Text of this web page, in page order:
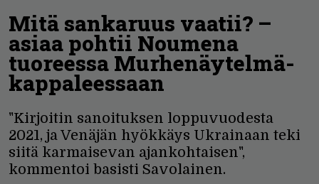
Mitä sankaruus vaatii? –
asiaa pohtii Noumena
tuoreessa Murhenäytelmä-
kappaleessaan
"Kirjoitin sanoituksen loppuvuodesta
2021, ja Venäjän hyökkäys Ukrainaan teki
siitä karmaisevan ajankohtaisen",
kommentoi basisti Savolainen.